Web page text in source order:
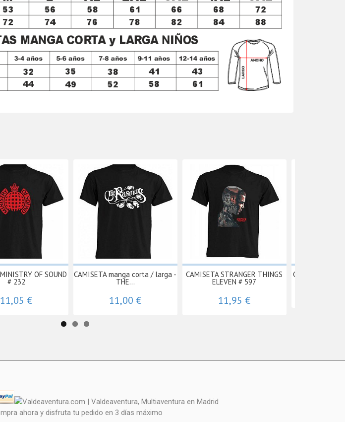
OF SOUND
# 232
11,05 €
CAMISETA manga corta / larga -
THE...
11,00 €
CAMISETA STRANGER THINGS
ELEVEN # 597
11,95 €
Camiseta Guns
ahora y disfruta tu pedido en 3 días máximo